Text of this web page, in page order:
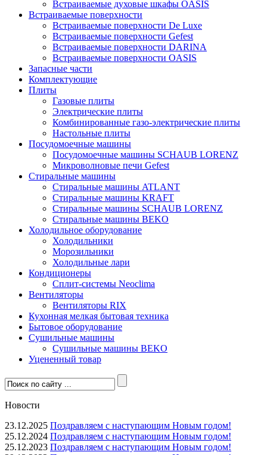
Встраиваемые духовые шкафы OASIS
Встраиваемые поверхности
Встраиваемые поверхности De Luxe
Встраиваемые поверхности Gefest
Встраиваемые поверхности DARINA
Встраиваемые поверхности OASIS
Запасные части
Комплектующие
Плиты
Газовые плиты
Электрические плиты
Комбинированные газо-электрические плиты
Настольные плиты
Посудомоечные машины
Посудомоечные машины SCHAUB LORENZ
Микроволновые печи Gefest
Стиральные машины
Стиральные машины ATLANT
Стиральные машины KRAFT
Стиральные машины SCHAUB LORENZ
Стиральные машины BEKO
Холодильное оборудование
Холодильники
Морозильники
Холодильные лари
Кондиционеры
Сплит-системы Neoclima
Вентиляторы
Вентиляторы RIX
Кухонная мелкая бытовая техника
Бытовое оборудование
Сушильные машины
Сушильные машины BEKO
Уцененный товар
Новости
23.12.2025 Поздравляем с наступающим Новым годом!
25.12.2024 Поздравляем с наступающим Новым годом!
25.12.2023 Поздравляем с наступающим Новым годом!